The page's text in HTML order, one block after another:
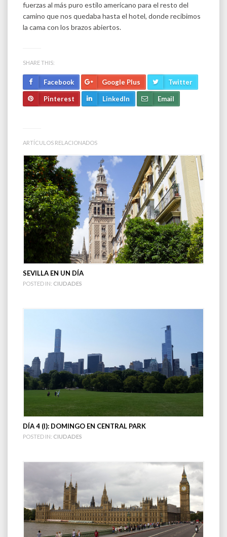
fuerzas al más puro estilo americano para el resto del
camino que nos quedaba hasta el hotel, donde recibimos
la cama con los brazos abiertos.
SHARE THIS:
Facebook Google Plus Twitter
Pinterest LinkedIn Email
ARTÍCULOS RELACIONADOS
SEVILLA EN UN DÍA
POSTED IN: CIUDADES
DÍA 4 (I): DOMINGO EN CENTRAL PARK
POSTED IN: CIUDADES